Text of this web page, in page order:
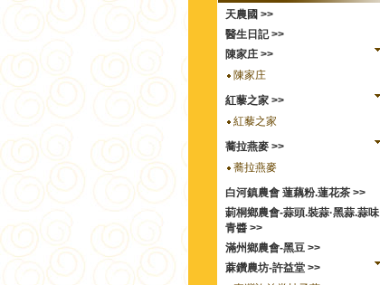
天農國 >>
醫生日記 >>
陳家庄 >>
陳家庄
紅藜之家 >>
紅藜之家
蕎拉燕麥 >>
蕎拉燕麥
白河鎮農會 蓮藕粉.蓮花茶 >>
莿桐鄉農會-蒜頭.裝蒜·黑蒜.蒜味
青醬 >>
滿州鄉農會-黑豆 >>
蔴鑽農坊-許益堂 >>